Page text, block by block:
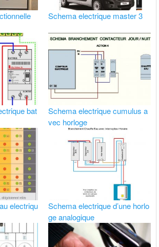
Schema electrique master 3
bat
Schema electrique cumulus a
vec horloge
electriqu
Schema electrique d’une horlo
ge analogique